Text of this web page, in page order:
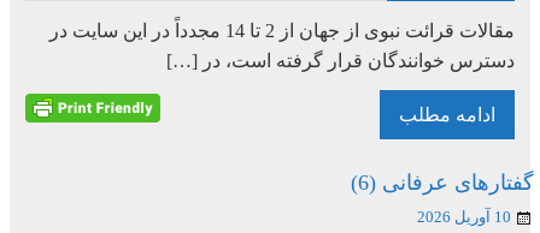
مقالات قرائت نبوی از جهان از 2 تا 14 مجدداً در این سایت در
دسترس خوانندگان قرار گرفته است، در […]
ادامه مطلب
گفتارهای عرفانی (6)
10 آوریل 2026